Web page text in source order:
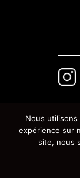
Nous
expérience sur
site, nous